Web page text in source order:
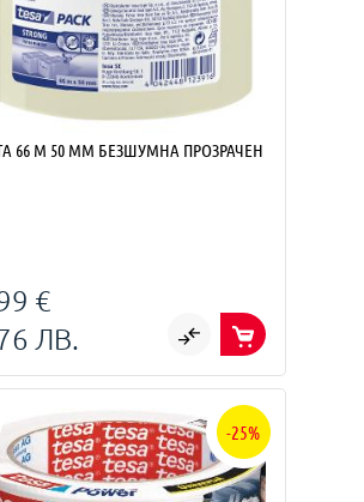
66 M 50 MM БЕЗШУМНА ПРОЗРАЧЕН
€
ЛВ.
-25%